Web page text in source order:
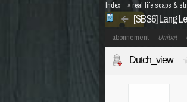
[SBS6] Lang
Index » real life soaps &
abonnement Unibet
Dutch_view